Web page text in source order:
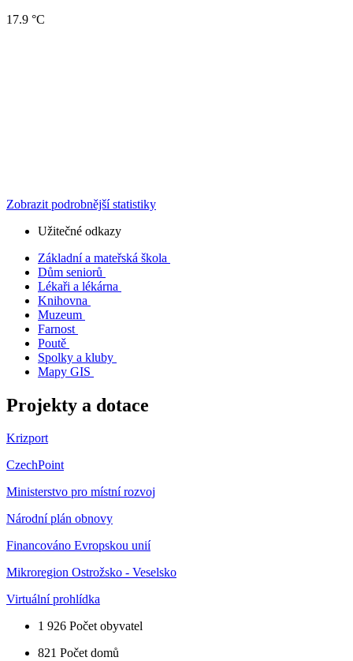
17.9 °C
Zobrazit podrobnější statistiky
Užitečné odkazy
Základní a mateřská škola
Dům seniorů
Lékaři a lékárna
Knihovna
Muzeum
Farnost
Poutě
Spolky a kluby
Mapy GIS
Projekty a dotace
Krizport
CzechPoint
Ministerstvo pro místní rozvoj
Národní plán obnovy
Financováno Evropskou unií
Mikroregion Ostrožsko - Veselsko
Virtuální prohlídka
1 926 Počet obyvatel
821 Počet domů